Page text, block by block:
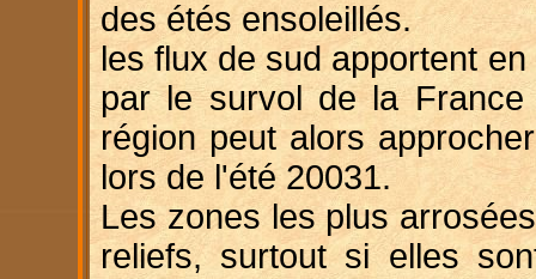
des étés ensoleillés.
les flux de sud apportent
par le survol de la
région peut alors
lors de l'été 20031.
Les zones les plus
reliefs, surtout si elles